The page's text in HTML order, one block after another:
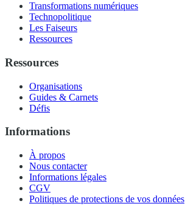
Transformations numériques
Technopolitique
Les Faiseurs
Ressources
Ressources
Organisations
Guides & Carnets
Défis
Informations
À propos
Nous contacter
Informations légales
CGV
Politiques de protections de vos données